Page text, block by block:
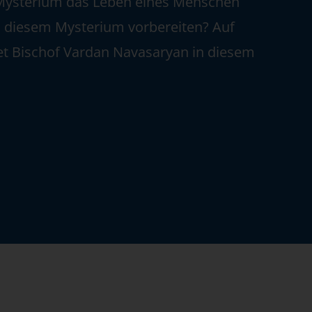
Mysterium vorbereiten? Auf
Bischof Vardan Navasaryan in diesem